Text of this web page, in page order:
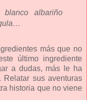
albariño
más que no
último ingrediente
a dudas, más le ha
Relatar sus aventuras
historia que no viene